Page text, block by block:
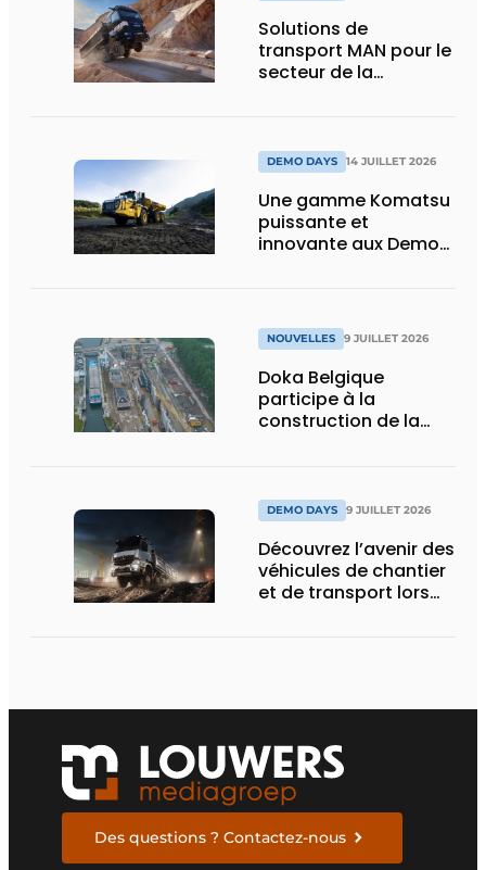
Solutions de
transport MAN pour le
secteur de la
DEMO DAYS 14 JUILLET 2026
Une gamme Komatsu
puissante et
innovante aux Demo
NOUVELLES 9 JUILLET 2026
Doka Belgique
participe à la
construction de la
DEMO DAYS 9 JUILLET 2026
Découvrez l’avenir des
véhicules de chantier
et de transport lors
Des questions ? Contactez-nous